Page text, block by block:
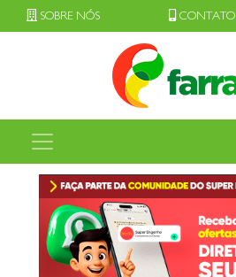
SOBRE NÓS CONTATO